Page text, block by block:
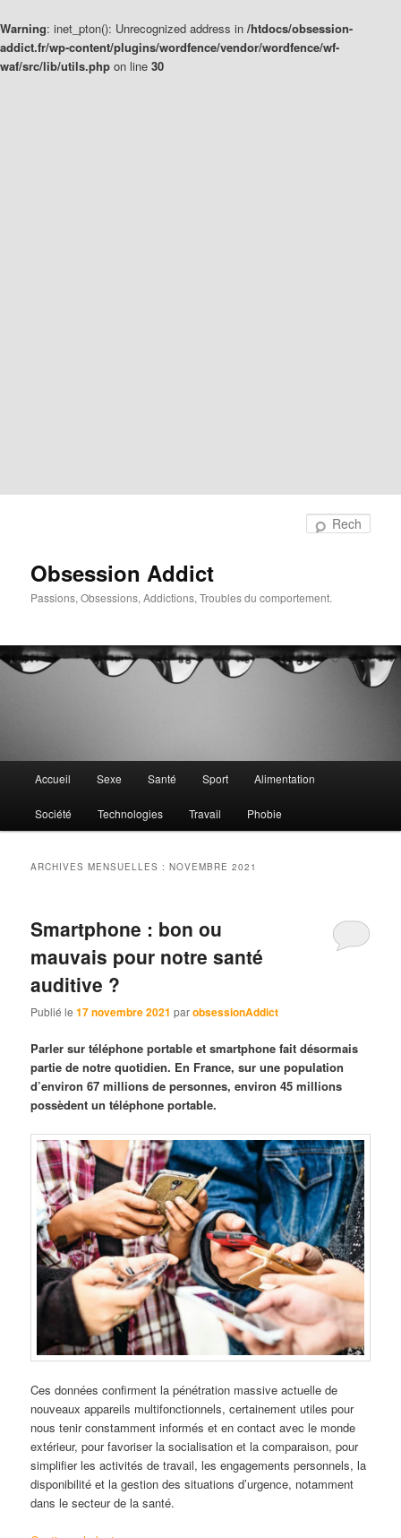
Warning: inet_pton(): Unrecognized address in /htdocs/obsession-
addict.fr/wp-content/plugins/wordfence/vendor/wordfence/wf-
waf/src/lib/utils.php on line 30
Obsession Addict
Passions, Obsessions, Addictions, Troubles du comportement.
principal
Accueil Sexe Santé Sport Alimentation
Société Technologies Travail Phobie
ARCHIVES MENSUELLES :NOVEMBRE 2021
Smartphone : bon ou
mauvais pour notre santé
auditive ?
Publié le17 novembre 2021 parobsessionAddict
Parler sur téléphone portable et smartphone fait désormais
partie de notre quotidien. En France, sur une population
d’environ 67 millions de personnes, environ 45 millions
possèdent un téléphone portable.
Ces données confirment la pénétration massive actuelle de
nouveaux appareils multifonctionnels, certainement utiles pour
nous tenir constamment informés et en contact avec le monde
extérieur, pour favoriser la socialisation et la comparaison, pour
simplifier les activités de travail, les engagements personnels, la
disponibilité et la gestion des situations d’urgence, notamment
dans le secteur de la santé.